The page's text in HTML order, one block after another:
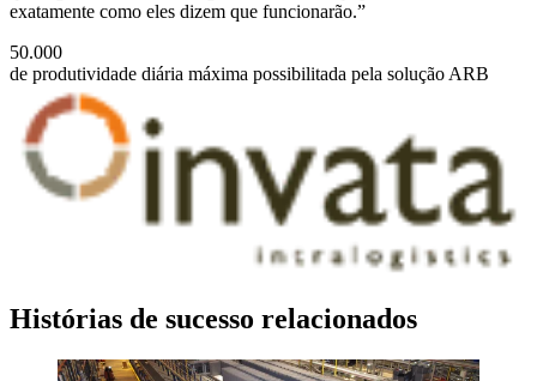
exatamente como eles dizem que funcionarão.”
50.000
de produtividade diária máxima possibilitada pela solução ARB
Histórias de sucesso relacionados